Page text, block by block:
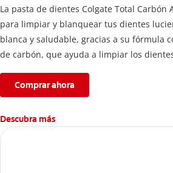
La pasta de dientes Colgate Total Carbón
para limpiar y blanquear tus dientes
blanca y saludable, gracias a su fórmula
de carbón, que ayuda a limpiar los
Comprar ahora
Descubra más